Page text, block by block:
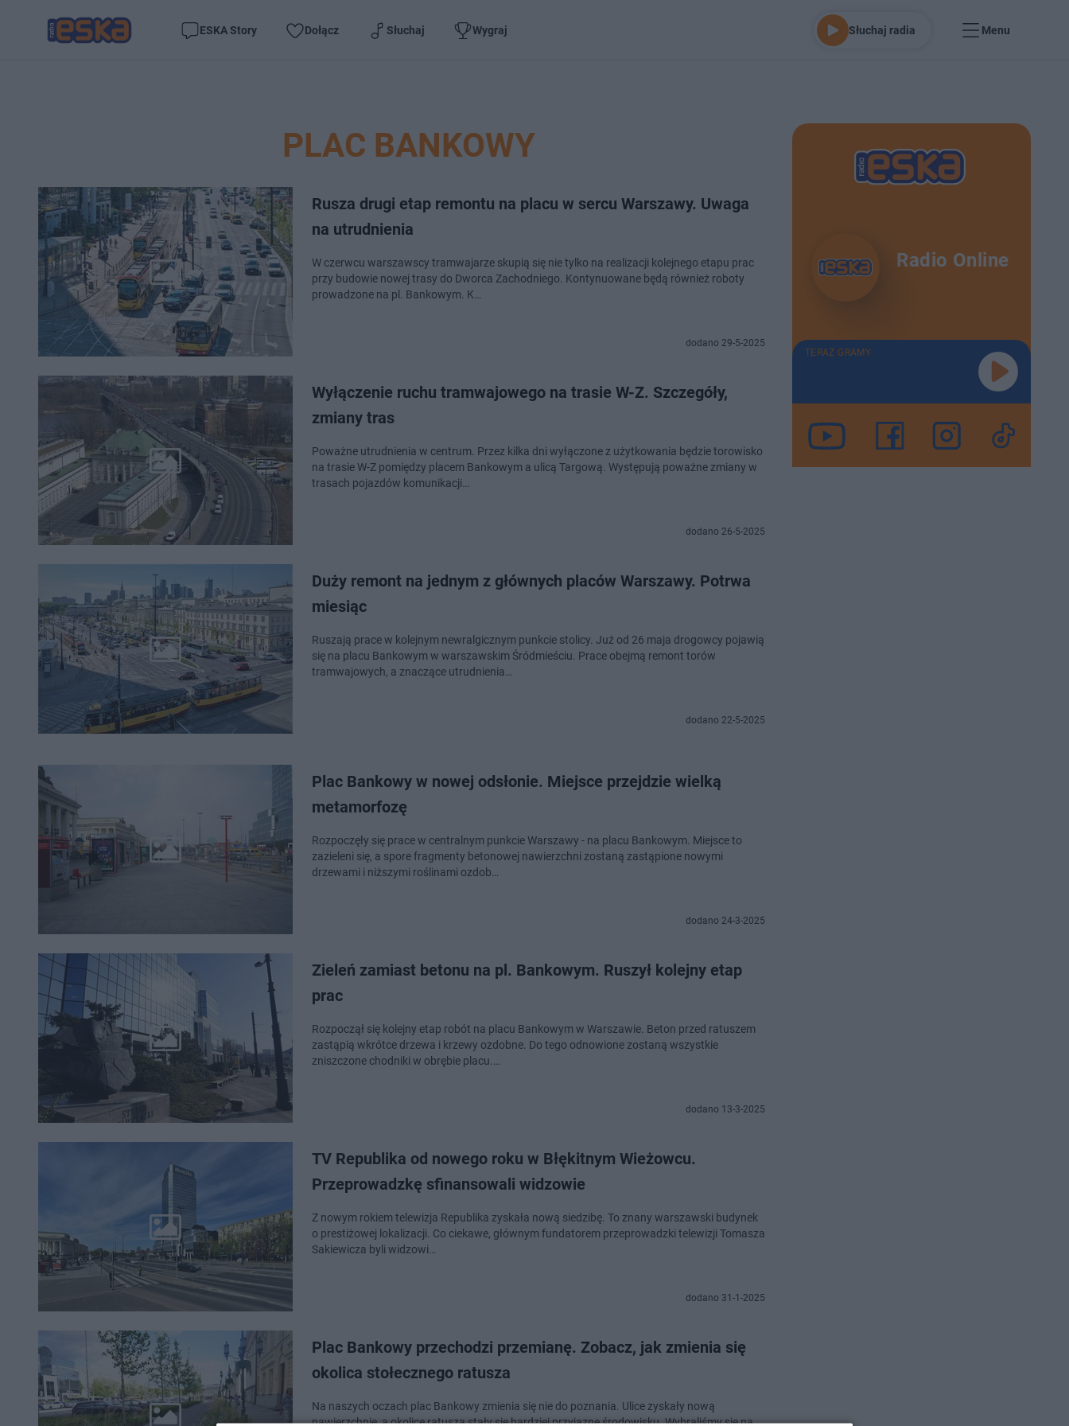
ESKA Story Dołącz Słuchaj Wygraj Słuchaj radia Menu
PLAC BANKOWY
Rusza drugi etap remontu na placu w sercu Warszawy. Uwaga
na utrudnienia
W czerwcu warszawscy tramwajarze skupią się nie tylko na realizacji kolejnego etapu prac
przy budowie nowej trasy do Dworca Zachodniego. Kontynuowane będą również roboty
prowadzone na pl. Bankowym. K…
dodano 29-5-2025
Wyłączenie ruchu tramwajowego na trasie W-Z. Szczegóły,
zmiany tras
Poważne utrudnienia w centrum. Przez kilka dni wyłączone z użytkowania będzie torowisko
na trasie W-Z pomiędzy placem Bankowym a ulicą Targową. Występują poważne zmiany w
trasach pojazdów komunikacji…
dodano 26-5-2025
Duży remont na jednym z głównych placów Warszawy. Potrwa
miesiąc
Ruszają prace w kolejnym newralgicznym punkcie stolicy. Już od 26 maja drogowcy pojawią
się na placu Bankowym w warszawskim Śródmieściu. Prace obejmą remont torów
tramwajowych, a znaczące utrudnienia…
dodano 22-5-2025
Plac Bankowy w nowej odsłonie. Miejsce przejdzie wielką
metamorfozę
Rozpoczęły się prace w centralnym punkcie Warszawy - na placu Bankowym. Miejsce to
zazieleni się, a spore fragmenty betonowej nawierzchni zostaną zastąpione nowymi
drzewami i niższymi roślinami ozdob…
dodano 24-3-2025
Zieleń zamiast betonu na pl. Bankowym. Ruszył kolejny etap
prac
Rozpoczął się kolejny etap robót na placu Bankowym w Warszawie. Beton przed ratuszem
zastąpią wkrótce drzewa i krzewy ozdobne. Do tego odnowione zostaną wszystkie
zniszczone chodniki w obrębie placu.…
dodano 13-3-2025
TV Republika od nowego roku w Błękitnym Wieżowcu.
Przeprowadzkę sfinansowali widzowie
Z nowym rokiem telewizja Republika zyskała nową siedzibę. To znany warszawski budynek
o prestiżowej lokalizacji. Co ciekawe, głównym fundatorem przeprowadzki telewizji Tomasza
Sakiewicza byli widzowi…
dodano 31-1-2025
Plac Bankowy przechodzi przemianę. Zobacz, jak zmienia się
okolica stołecznego ratusza
Na naszych oczach plac Bankowy zmienia się nie do poznania. Ulice zyskały nową
nawierzchnię, a okolice ratusza stały się bardziej przyjazne środowisku. Wybraliśmy się na
Radio Online
TERAZ GRAMY